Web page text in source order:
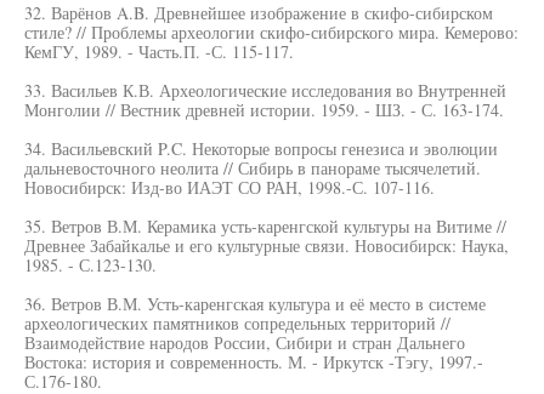
32. Варёнов A.B. Древнейшее изображение в скифо-сибирском
стиле? // Проблемы археологии скифо-сибирского мира. Кемерово:
КемГУ, 1989. - Часть.П. -С. 115-117.
33. Васильев К.В. Археологические исследования во Внутренней
Монголии // Вестник древней истории. 1959. - ШЗ. - С. 163-174.
34. Васильевский P.C. Некоторые вопросы генезиса и эволюции
дальневосточного неолита // Сибирь в панораме тысячелетий.
Новосибирск: Изд-во ИАЭТ СО РАН, 1998.-С. 107-116.
35. Ветров В.М. Керамика усть-каренгской культуры на Витиме //
Древнее Забайкалье и его культурные связи. Новосибирск: Наука,
1985. - С.123-130.
36. Ветров В.М. Усть-каренгская культура и её место в системе
археологических памятников сопредельных территорий //
Взаимодействие народов России, Сибири и стран Дальнего
Востока: история и современность. М. - Иркутск -Тэгу, 1997.-
С.176-180.